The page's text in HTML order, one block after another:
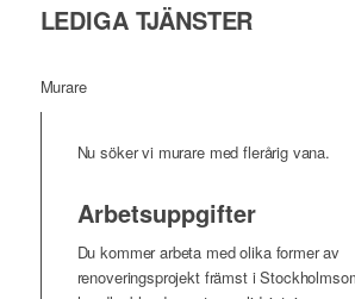
LEDIGA TJÄNSTER
Murare
Nu söker vi murare med flerårig vana.
Arbetsuppgifter
Du kommer arbeta med olika former av
renoveringsprojekt främst i